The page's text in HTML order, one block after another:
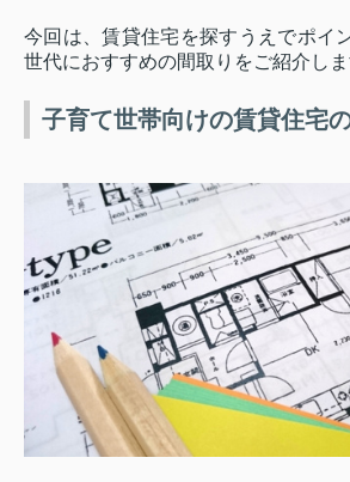
今回は、賃貸住宅を探すうえでポイ
世代におすすめの間取りをご紹介しま
子育て世帯向けの賃貸住宅